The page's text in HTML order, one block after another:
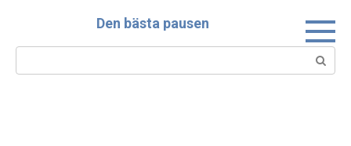
Den bästa pausen
Search: